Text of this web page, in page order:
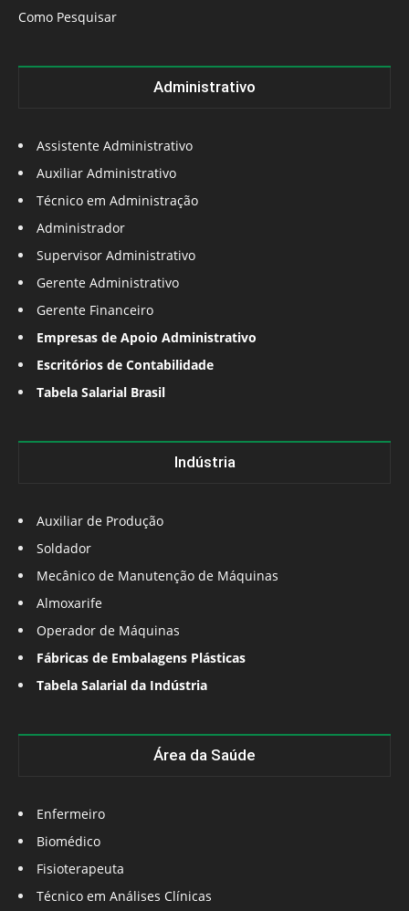
Como Pesquisar
Administrativo
Assistente Administrativo
Auxiliar Administrativo
Técnico em Administração
Administrador
Supervisor Administrativo
Gerente Administrativo
Gerente Financeiro
Empresas de Apoio Administrativo
Escritórios de Contabilidade
Tabela Salarial Brasil
Indústria
Auxiliar de Produção
Soldador
Mecânico de Manutenção de Máquinas
Almoxarife
Operador de Máquinas
Fábricas de Embalagens Plásticas
Tabela Salarial da Indústria
Área da Saúde
Enfermeiro
Biomédico
Fisioterapeuta
Técnico em Análises Clínicas